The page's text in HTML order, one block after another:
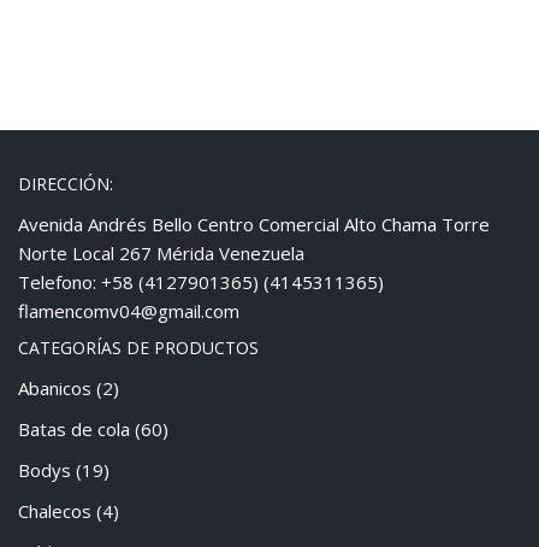
DIRECCIÓN:
Avenida Andrés Bello Centro Comercial Alto Chama Torre
Norte Local 267 Mérida Venezuela
Telefono: +58 (4127901365) (4145311365)
flamencomv04@gmail.com
CATEGORÍAS DE PRODUCTOS
Abanicos (2)
Batas de cola (60)
Bodys (19)
Chalecos (4)